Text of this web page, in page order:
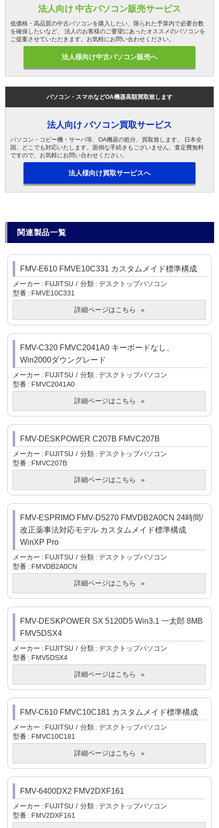
法人向け 中古パソコン販売サービス
低価格・高品質の中古パソコンを購入したい、限られた予算内で必要台数
を確保したいなど、 法人のお客様のご要望にあったオススメのパソコンを
ご提案させていただきます。お気軽にお問い合わせください。
法人様向け中古パソコン販売へ
パソコン・スマホなどOA機器高額買取致します
法人向け パソコン買取サービス
パソコン・コピー機・サーバ等、OA機器の処分、買取致します。 日本全
国、どこでも対応いたします。面倒な手続きもございません。査定費無料
ですので、お気軽にお問い合わせください。
法人様向け買取サービスへ
関連製品一覧
FMV-E610 FMVE10C331 カスタムメイド標準構成
メーカー FUJITSU 分類
デスクトップパソコン
型番
FMVE10C331
詳細ページはこちら
FMV-C320 FMVC2041A0 キーボードなし、
Win2000ダウングレード
メーカー FUJITSU 分類
デスクトップパソコン
型番
FMVC2041A0
詳細ページはこちら
FMV-DESKPOWER C207B FMVC207B
メーカー FUJITSU 分類
デスクトップパソコン
型番
FMVC207B
詳細ページはこちら
FMV-ESPRIMO FMV-D5270 FMVDB2A0CN 24時間/
改正薬事法対応モデル カスタムメイド標準構成
WinXP Pro
メーカー FUJITSU 分類
デスクトップパソコン
型番
FMVDB2A0CN
詳細ページはこちら
FMV-DESKPOWER SX 5120D5 Win3.1 一太郎 8MB
FMV5DSX4
メーカー FUJITSU 分類
デスクトップパソコン
型番
FMV5DSX4
詳細ページはこちら
FMV-C610 FMVC10C181 カスタムメイド標準構成
メーカー FUJITSU 分類
デスクトップパソコン
型番
FMVC10C181
詳細ページはこちら
FMV-6400DX2 FMV2DXF161
メーカー FUJITSU 分類
デスクトップパソコン
型番
FMV2DXF161